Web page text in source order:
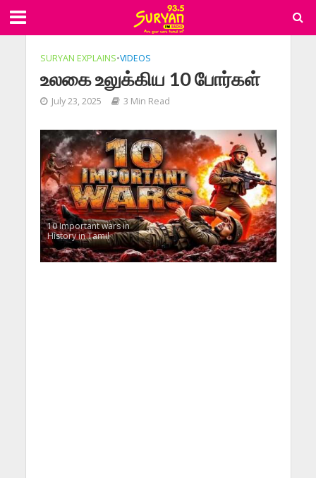
SURYAN EXPLAINS•VIDEOS
உலகை உலுக்கிய 10 போர்கள்
July 23, 2025 3 Min Read
10 Important wars in
History in Tamil